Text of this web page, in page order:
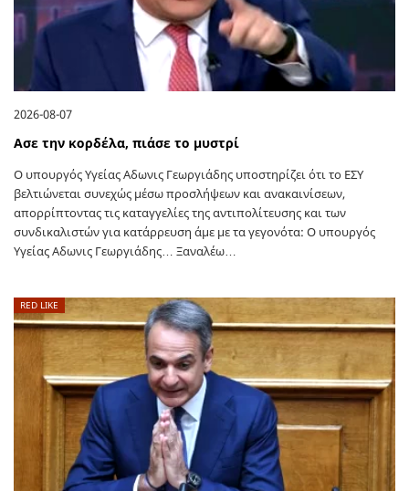
2026-08-07
Ασε την κορδέλα, πιάσε το μυστρί
Ο υπουργός Υγείας Αδωνις Γεωργιάδης υποστηρίζει ότι το ΕΣΥ
βελτιώνεται συνεχώς μέσω προσλήψεων και ανακαινίσεων,
απορρίπτοντας τις καταγγελίες της αντιπολίτευσης και των
συνδικαλιστών για κατάρρευση άμε με τα γεγονότα: Ο υπουργός
Υγείας Αδωνις Γεωργιάδης… Ξαναλέω…
RED LIKE